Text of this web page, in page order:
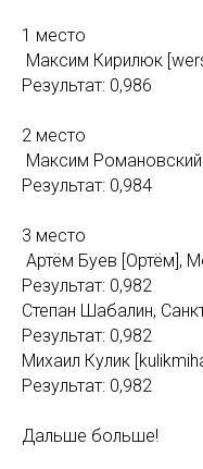
1 место
Максим Кирилюк
Результат: 0,986
2 место
Максим
Результат: 0,984
3 место
Артём Буев [Ортём],
Результат: 0,982
Степан Шабалин,
Результат: 0,982
Михаил Кулик
Результат: 0,982
Дальше больше!